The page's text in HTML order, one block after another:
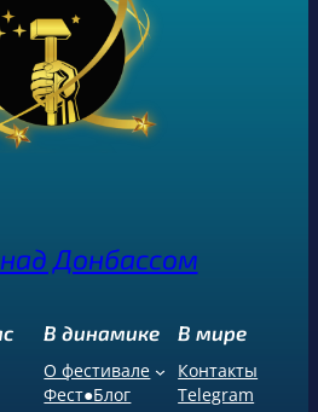
Донбассом
В динамике
О фестивале
Фест●Блог
В мире
Контакты
Telegram